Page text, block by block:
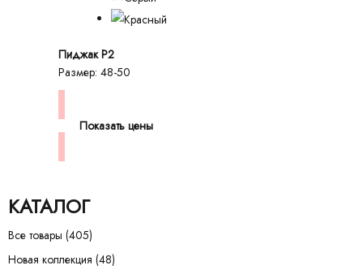
КАТАЛОГ
Все товары (405)
Новая коллекция (48)
Пиджак P2
Размер: 48-50
Показать цены